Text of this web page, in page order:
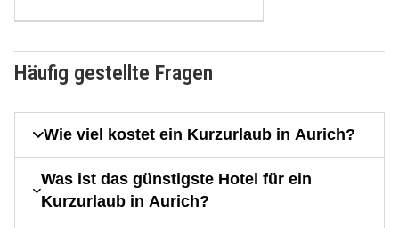
Häufig gestellte Fragen
Wie viel kostet ein Kurzurlaub in Aurich?
Was ist das günstigste Hotel für ein
Kurzurlaub in Aurich?